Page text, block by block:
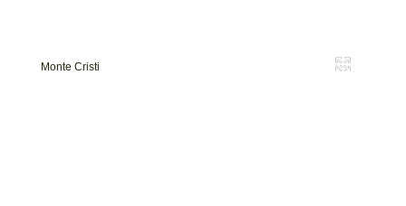
Monte Cristi